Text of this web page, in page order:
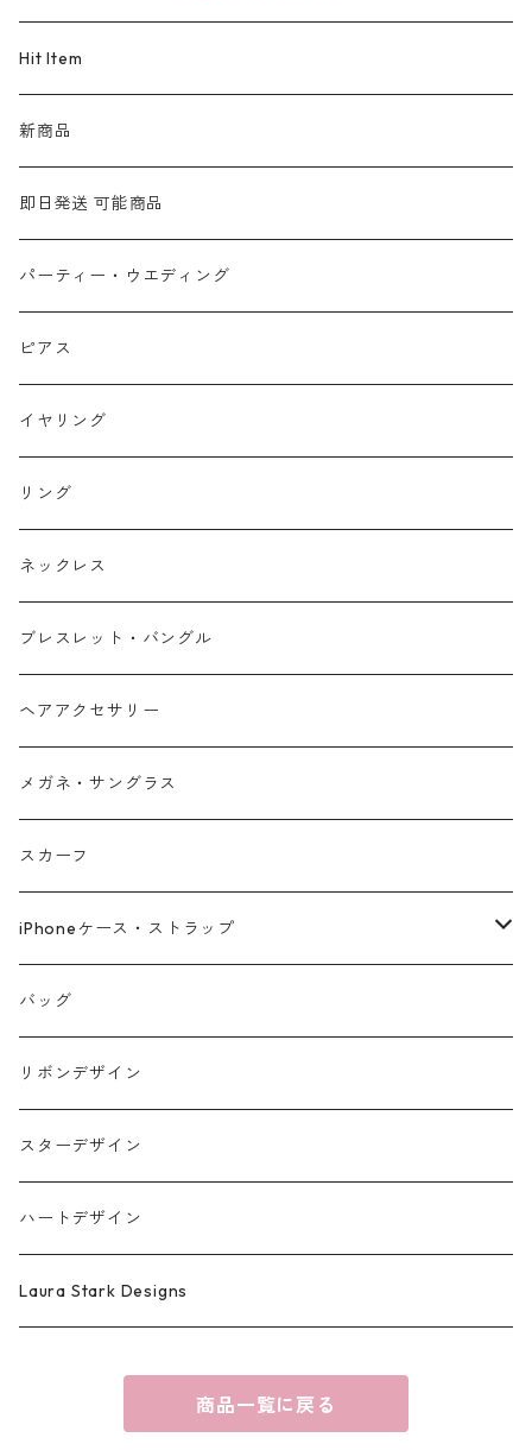
Hit Item
新商品
即日発送 可能商品
パーティー・ウエディング
ピアス
イヤリング
リング
ネックレス
ブレスレット・バングル
ヘアアクセサリー
メガネ・サングラス
スカーフ
iPhoneケース・ストラップ
iPhone17シリーズ対応
バッグ
リボンデザイン
スターデザイン
ハートデザイン
Laura Stark Designs
商品一覧に戻る